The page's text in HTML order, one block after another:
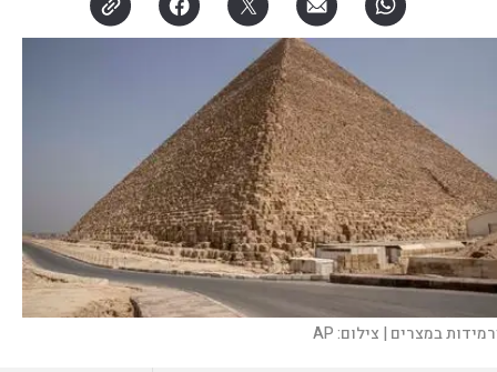
במצרים | צילום:AP